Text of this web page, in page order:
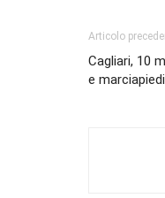
Articolo
Cagliari, 10
e